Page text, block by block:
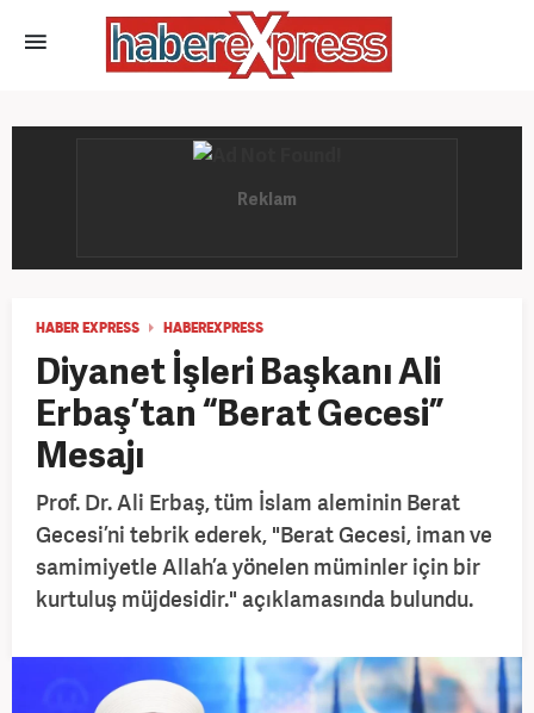
HABER EXPRESS HABEREXPRESS
Diyanet İşleri Başkanı Ali
Erbaş’tan “Berat Gecesi”
Mesajı
Prof. Dr. Ali Erbaş, tüm İslam aleminin Berat
Gecesi’ni tebrik ederek, "Berat Gecesi, iman ve
samimiyetle Allah’a yönelen müminler için bir
kurtuluş müjdesidir." açıklamasında bulundu.